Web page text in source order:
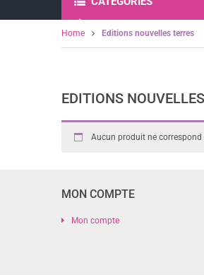
Home Editions nouvelles terres
EDITIONS
Aucun produit ne correspond
MON COMPTE
Mon compte